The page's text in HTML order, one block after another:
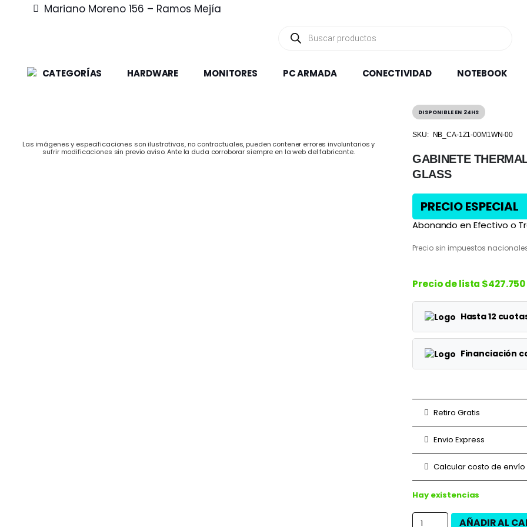
Mariano Moreno 156 – Ramos Mejía
productos
CATEGORÍAS HARDWARE MONITORES PC ARMADA CONECTIVIDAD NOTEBOOK
Las imágenes y especificaciones son ilustrativas, no contractuales, pueden contener errores involuntarios y
sufrir modificaciones sin previo aviso. Ante la duda corroborar siempre en la web del fabricante.
DISPONIBLE EN 24HS
SKU: NB_CA-1Z1-00M1WN-00
GABINETE
GLASS
PRECIO ESPECIAL
Abonando en Efectivo o
Precio sin impuestos
Precio de lista $427.750
Hasta 12
Planes
3 cuotas
6 cuotas
12 cuotas
Financiación
3 cuotas
6 cuotas
9 cuotas
Retiro Gratis
Envio Express
Calcular costo de envío
Hay existencias
AÑADIR AL